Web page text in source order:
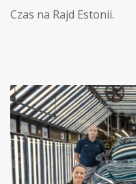
Czas na Rajd Estonii.